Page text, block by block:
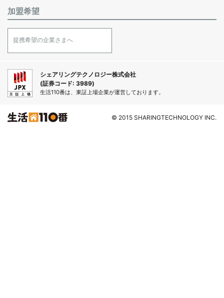
加盟希望
提携希望の企業さまへ
シェアリングテクノロジー株式会社
(証券コード: 3989)
生活110番は、東証上場企業が運営しております。
© 2015 SHARINGTECHNOLOGY INC.